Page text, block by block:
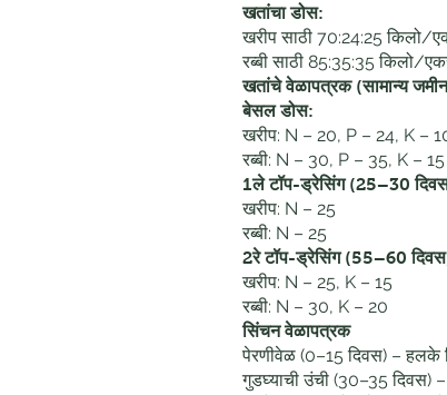
खतांचा डोस:
खरीप साठी 70:24:25 किलो/
रब्बी साठी 85:35:35 किलो/
खतांचे वेळापत्रक (सामान्य
बेसल डोस:
खरीप: N – 20, P – 24, K –
रब्बी: N – 30, P – 35, K – 15
1ले टॉप-ड्रेसिंग (25–30
खरीप: N – 25
रब्बी: N – 25
2रे टॉप-ड्रेसिंग (55–60
खरीप: N – 25, K – 15
रब्बी: N – 30, K – 20
सिंचन वेळापत्रक
पेरणीवेळ (0–15 दिवस) – हलके
गुडघ्याची उंची (30–35 दिवस) –